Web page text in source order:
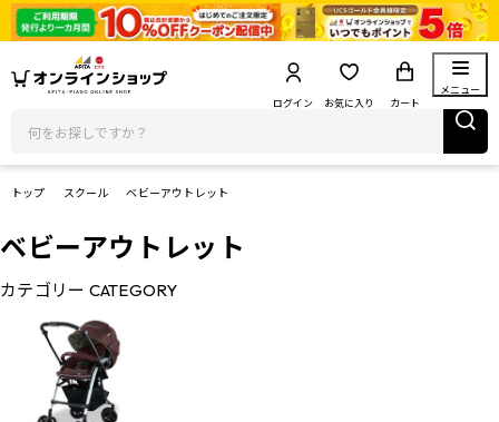
ログイン お気に入り カート
メニュー
トップ スクール ベビーアウトレット
ベビーアウトレット
カテゴリー CATEGORY